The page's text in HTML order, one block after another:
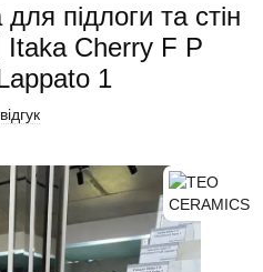
підлоги та стін
Cherry F P
1